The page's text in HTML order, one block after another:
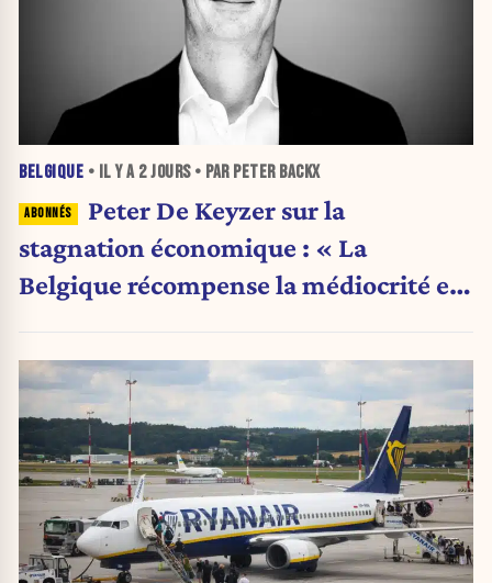
BELGIQUE • IL Y A 2 JOURS• PAR PETER BACKX
Peter De Keyzer sur la
stagnation économique : « La
Belgique récompense la médiocrité et